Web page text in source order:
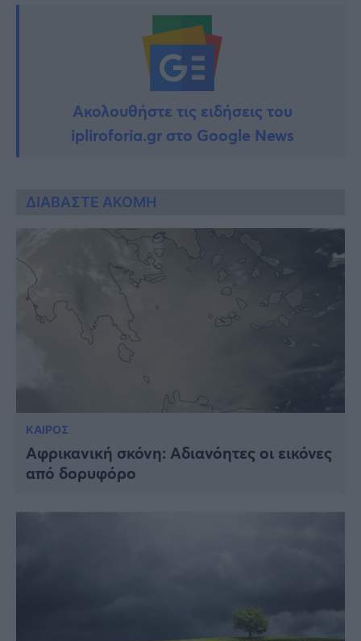
Ακολουθήστε τις ειδήσεις του
ipliroforia.gr στο Google News
ΔΙΑΒΑΣΤΕ ΑΚΟΜΗ
ΚΑΙΡΟΣ
Αφρικανική σκόνη: Αδιανόητες οι εικόνες
από δορυφόρο